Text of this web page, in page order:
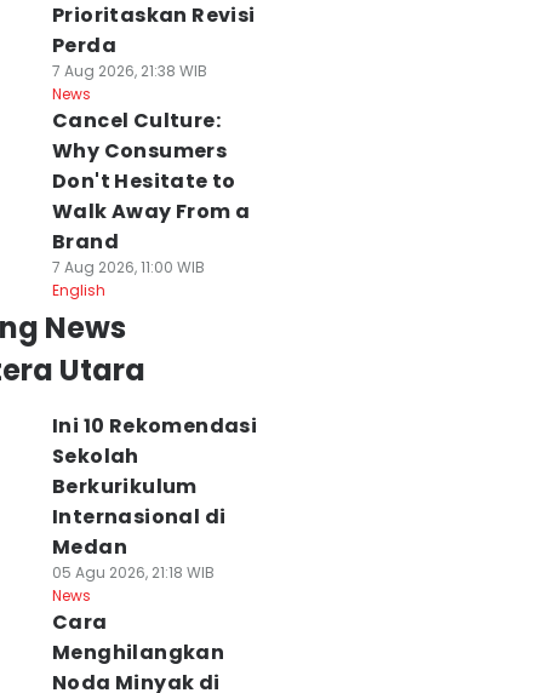
Prioritaskan Revisi
Perda
7 Aug 2026, 21:38 WIB
News
Cancel Culture:
Why Consumers
Don't Hesitate to
Walk Away From a
Brand
7 Aug 2026, 11:00 WIB
English
News
Utara
Ini 10 Rekomendasi
Sekolah
Berkurikulum
Internasional di
Medan
05 Agu 2026, 21:18 WIB
News
Cara
Menghilangkan
Noda Minyak di